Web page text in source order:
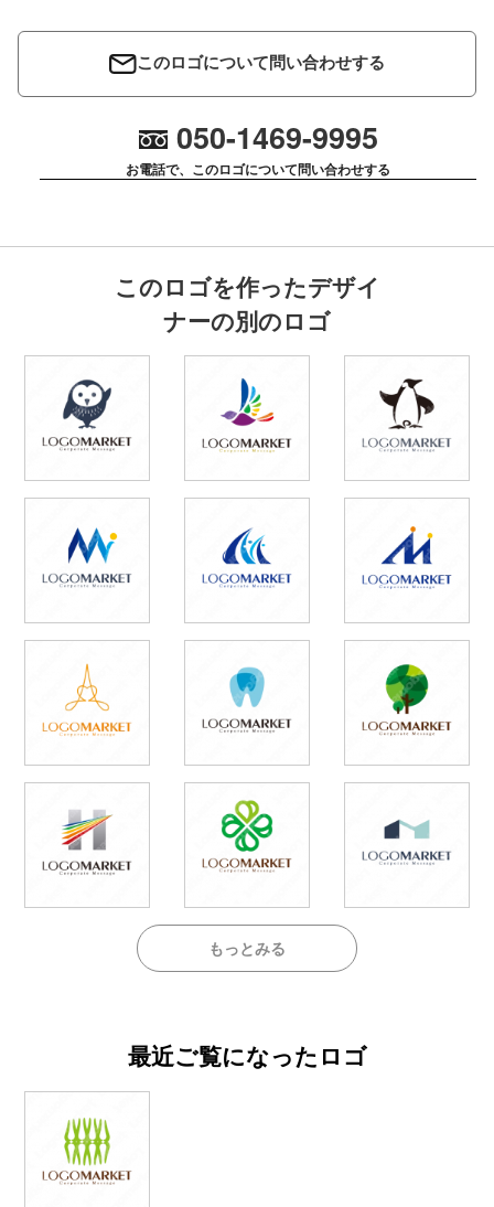
このロゴについて問い合わせする
050-1469-9995
お電話で、このロゴについて問い合わせする
このロゴを作ったデザイ
ナーの別のロゴ
もっとみる
最近ご覧になったロゴ